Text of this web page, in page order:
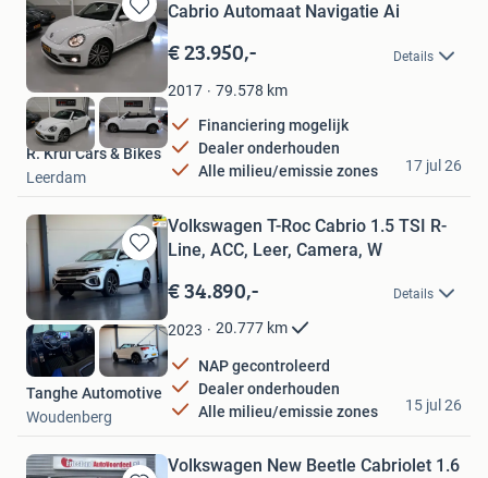
Bewaren
in
Mijn
Favorieten
Cabrio Automaat Navigatie Ai
€ 23.950,- Details
2017 79.578 km
Financiering mogelijk
Dealer onderhouden
Alle milieu/emissie zones
R. Krul Cars & Bikes
Leerdam
17 jul 26
Bewaren
in
Mijn
Favorieten
Volkswagen T-Roc Cabrio 1.5 TSI R-
Line, ACC, Leer, Camera, W
€ 34.890,- Details
2023 20.777 km
NAP gecontroleerd
Dealer onderhouden
Alle milieu/emissie zones
Tanghe Automotive
Woudenberg
15 jul 26
Volkswagen New Beetle Cabriolet 1.6